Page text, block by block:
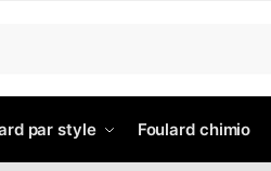
par style Foulard chimio